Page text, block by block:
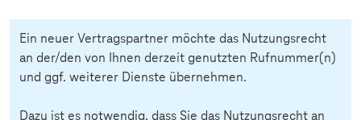
Ein neuer Vertragspartner möchte das Nutzungsrecht
an der/den von Ihnen derzeit genutzten Rufnummer(n)
und ggf. weiterer Dienste übernehmen.
Dazu ist es notwendig, dass Sie das Nutzungsrecht an